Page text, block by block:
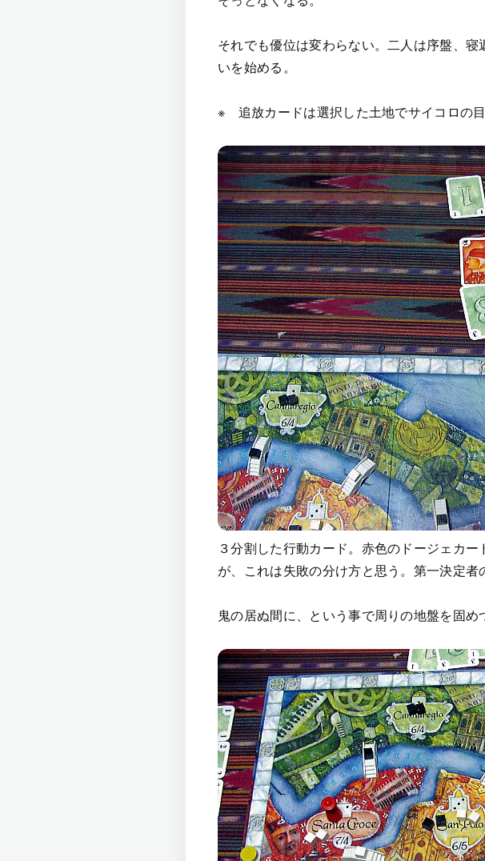
それでも優位は変わらない。二人は序盤、
いを始める。
※ 追放カードは選択した土地でサイコロの
３分割した行動カード。赤色のドージェカ
が、これは失敗の分け方と思う。第一決定
鬼の居ぬ間に、という事で周りの地盤を固め